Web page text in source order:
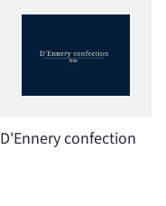
D'Ennery confection